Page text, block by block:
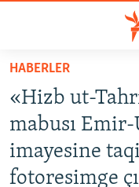
Esas
qaytmaq
Baş
navigatsiyağa
qaytmaq
Qıdıruvğa
HABERLER
SİYASET
İQTİSADİYAT
CEMİYET
HABERLER
«Hizb ut-
mabusı
imayesine
fotoresimge